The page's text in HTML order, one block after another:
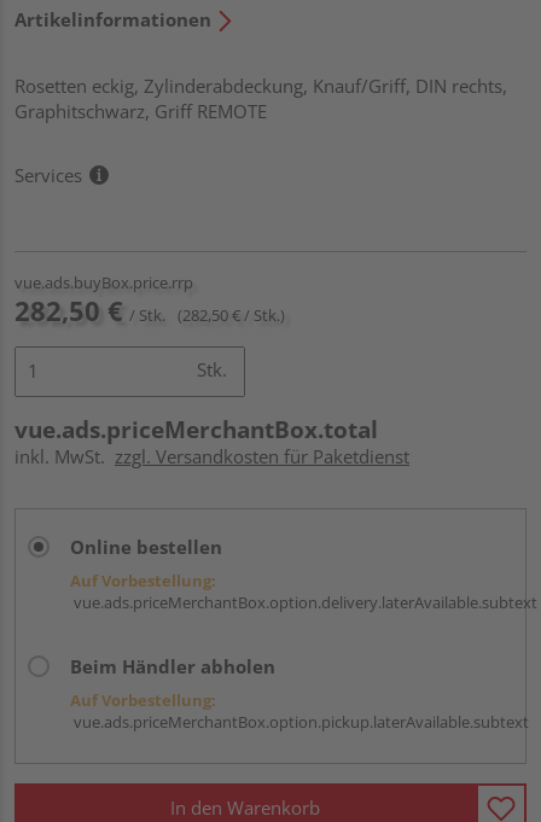
Artikelinformationen
Rosetten eckig, Zylinderabdeckung, Knauf/Griff, DIN rechts,
Graphitschwarz, Griff REMOTE
Services
vue.ads.buyBox.price.rrp
282,50 € / Stk. (282,50 € / Stk.)
Stk.
vue.ads.priceMerchantBox.total
inkl. MwSt. zzgl. Versandkosten für Paketdienst
Online bestellen
Auf Vorbestellung:
vue.ads.priceMerchantBox.option.delivery.laterAvailable.subtext
Beim Händler abholen
Auf Vorbestellung:
vue.ads.priceMerchantBox.option.pickup.laterAvailable.subtext
In den Warenkorb